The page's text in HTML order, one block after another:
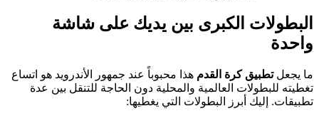
البطولات الكبرى بين يديك على شاشة
واحدة
ما يجعلتطبيق كرة القدم هذا محبوباً عند جمهور الأندرويد هو اتساع
تغطيته للبطولات العالمية والمحلية دون الحاجة للتنقل بين عدة
تطبيقات. إليك أبرز البطولات التي يغطيها: